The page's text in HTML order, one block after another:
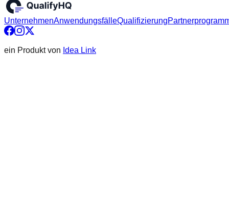
UnternehmenAnwendungsfälleQualifizierung
ein Produkt von Idea Link